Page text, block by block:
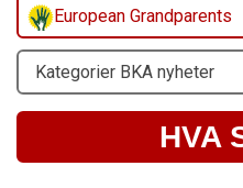
European Grandparents
Velg
Emne
HVA